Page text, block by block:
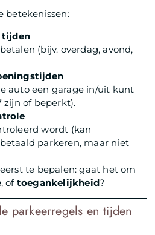
betekenissen:
tijden
(bijv. overdag, avond,
auto een garage in/uit kunt
zijn of beperkt).
wordt (kan
parkeren, maar niet
te bepalen: gaat het om
, of toegankelijkheid?
parkeerregels en tijden